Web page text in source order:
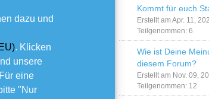
dazu und
. Klicken
unsere
eine
"Nur
Kommt für euch
Erstellt am Apr. 11,
Teilgenommen: 6
Wie ist Deine
diesem Forum?
Erstellt am Nov. 09,
Teilgenommen: 12